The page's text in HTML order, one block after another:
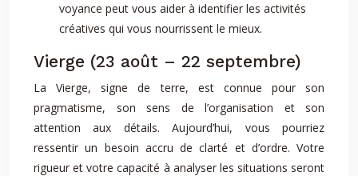
voyance peut vous aider à identifier les activités
créatives qui vous nourrissent le mieux.
Vierge (23 août – 22 septembre)
La Vierge, signe de terre, est connue pour son
pragmatisme, son sens de l’organisation et son
attention aux détails. Aujourd’hui, vous pourriez
ressentir un besoin accru de clarté et d’ordre. Votre
rigueur et votre capacité à analyser les situations seront